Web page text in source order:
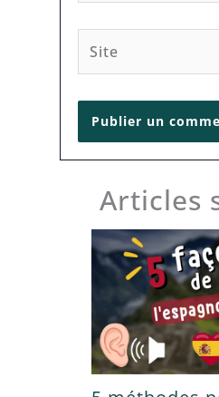
Articles